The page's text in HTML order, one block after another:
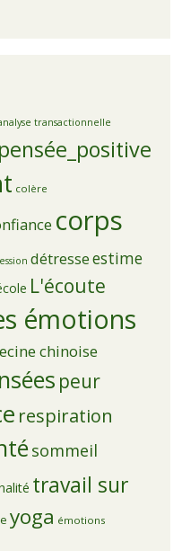
transactionnelle
colère
corps
détresseestime
L'écoute
émotions
chinoise
peur
respiration
sommeil
travail sur
yoga émotions